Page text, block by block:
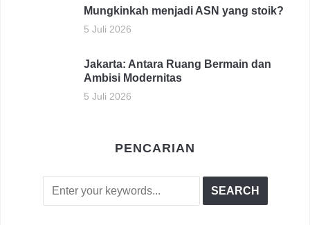
Mungkinkah menjadi ASN yang stoik?
5 Juli 2026
Jakarta: Antara Ruang Bermain dan
Ambisi Modernitas
5 Juli 2026
PENCARIAN